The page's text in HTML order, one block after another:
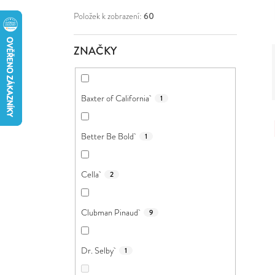
ZNAČKY
Baxter of California 1
Better Be Bold 1
Cella 2
Clubman Pinaud 9
Dr. Selby 1
Položek k zobrazení: 60